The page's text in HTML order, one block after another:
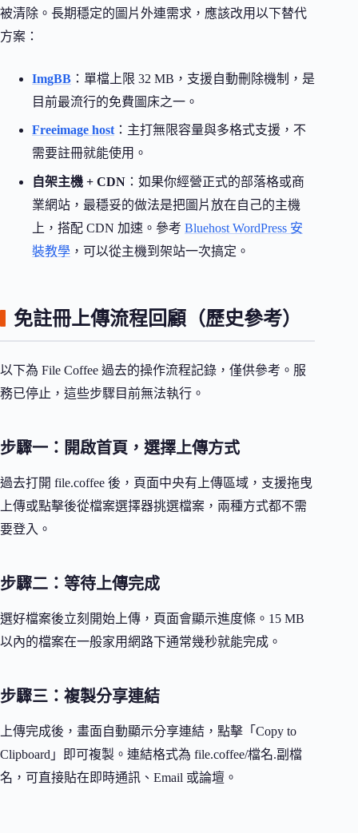
被清除。長期穩定的圖片外連需求，應該改用以下替代
方案：
ImgBB ：單檔上限 32 MB，支援自動刪除機制，是
目前最流行的免費圖床之一。
Freeimage host ：主打無限容量與多格式支援，不
需要註冊就能使用。
自架主機 + CDN ：如果你經營正式的部落格或商
業網站，最穩妥的做法是把圖片放在自己的主機
上，搭配 CDN 加速。參考 Bluehost WordPress 安
裝教學 ，可以從主機到架站一次搞定。
免註冊上傳流程回顧（歷史參考）
以下為 File Coffee 過去的操作流程記錄，僅供參考。服
務已停止，這些步驟目前無法執行。
步驟一：開啟首頁，選擇上傳方式
過去打開 file.coffee 後，頁面中央有上傳區域，支援拖曳
上傳或點擊後從檔案選擇器挑選檔案，兩種方式都不需
要登入。
步驟二：等待上傳完成
選好檔案後立刻開始上傳，頁面會顯示進度條。15 MB
以內的檔案在一般家用網路下通常幾秒就能完成。
步驟三：複製分享連結
上傳完成後，畫面自動顯示分享連結，點擊「Copy to
Clipboard」即可複製。連結格式為 file.coffee/檔名.副檔
名，可直接貼在即時通訊、Email 或論壇。